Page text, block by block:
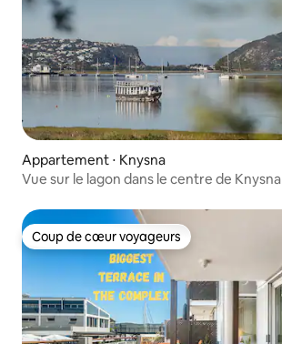
Appartement ⋅ Knysna
Vue sur le lagon dans le centre de Knysna
Coup de cœur voyageurs
Coup de cœur voyageurs